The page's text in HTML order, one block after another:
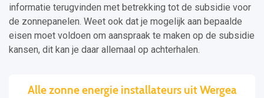
informatie terugvinden met betrekking tot de subsidie voor
de zonnepanelen. Weet ook dat je mogelijk aan bepaalde
eisen moet voldoen om aanspraak te maken op de subsidie
kansen, dit kan je daar allemaal op achterhalen.
Alle zonne energie installateurs uit Wergea